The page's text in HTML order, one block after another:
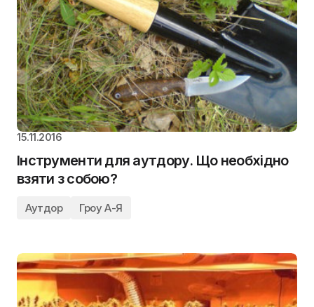
15.11.2016
Інструменти для аутдору. Що необхідно
взяти з собою?
Аутдор Гроу А-Я